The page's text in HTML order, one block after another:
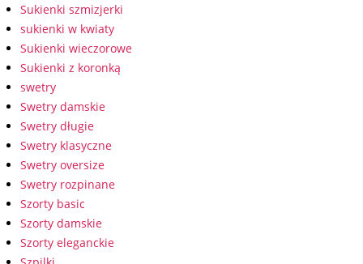
Sukienki szmizjerki
sukienki w kwiaty
Sukienki wieczorowe
Sukienki z koronką
swetry
Swetry damskie
Swetry długie
Swetry klasyczne
Swetry oversize
Swetry rozpinane
Szorty basic
Szorty damskie
Szorty eleganckie